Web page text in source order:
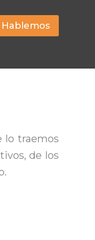
Hablemos
lo traemos
de los